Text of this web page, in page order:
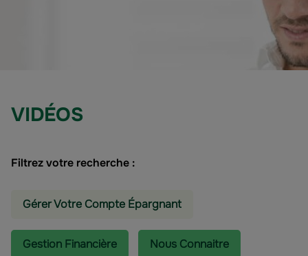
VIDÉOS
Filtrez votre recherche :
Gérer Votre Compte Épargnant
Gestion Financière Nous Connaitre